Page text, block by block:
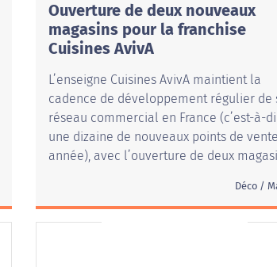
Ouverture de deux nouveaux
magasins pour la franchise
Cuisines AvivA
L’enseigne Cuisines AvivA maintient la
cadence de développement régulier de
réseau commercial en France (c’est-à-
une dizaine de nouveaux points de
année), avec l’ouverture de deux
Déco /